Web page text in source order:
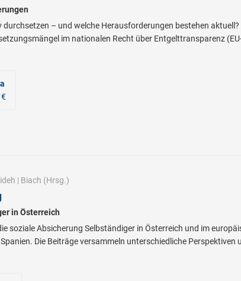
– und welche Herausforderungen bestehen
im nationalen Recht über Entgelttransparenz
| Biach (Hrsg.)
in Österreich
soziale Absicherung Selbständiger in Österreich und im
Die Beiträge versammeln unterschiedliche